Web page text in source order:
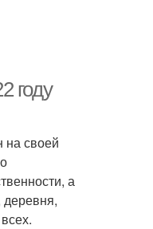
году
на своей
а
деревня,